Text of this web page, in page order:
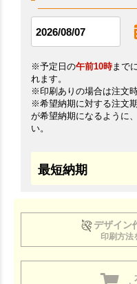
※予定日の午前10時まで
れます。
※印刷ありの場合は注文
※希望納期に対する注文
が希望納期になるように
い。
最短納期
デザイン
印刷方法